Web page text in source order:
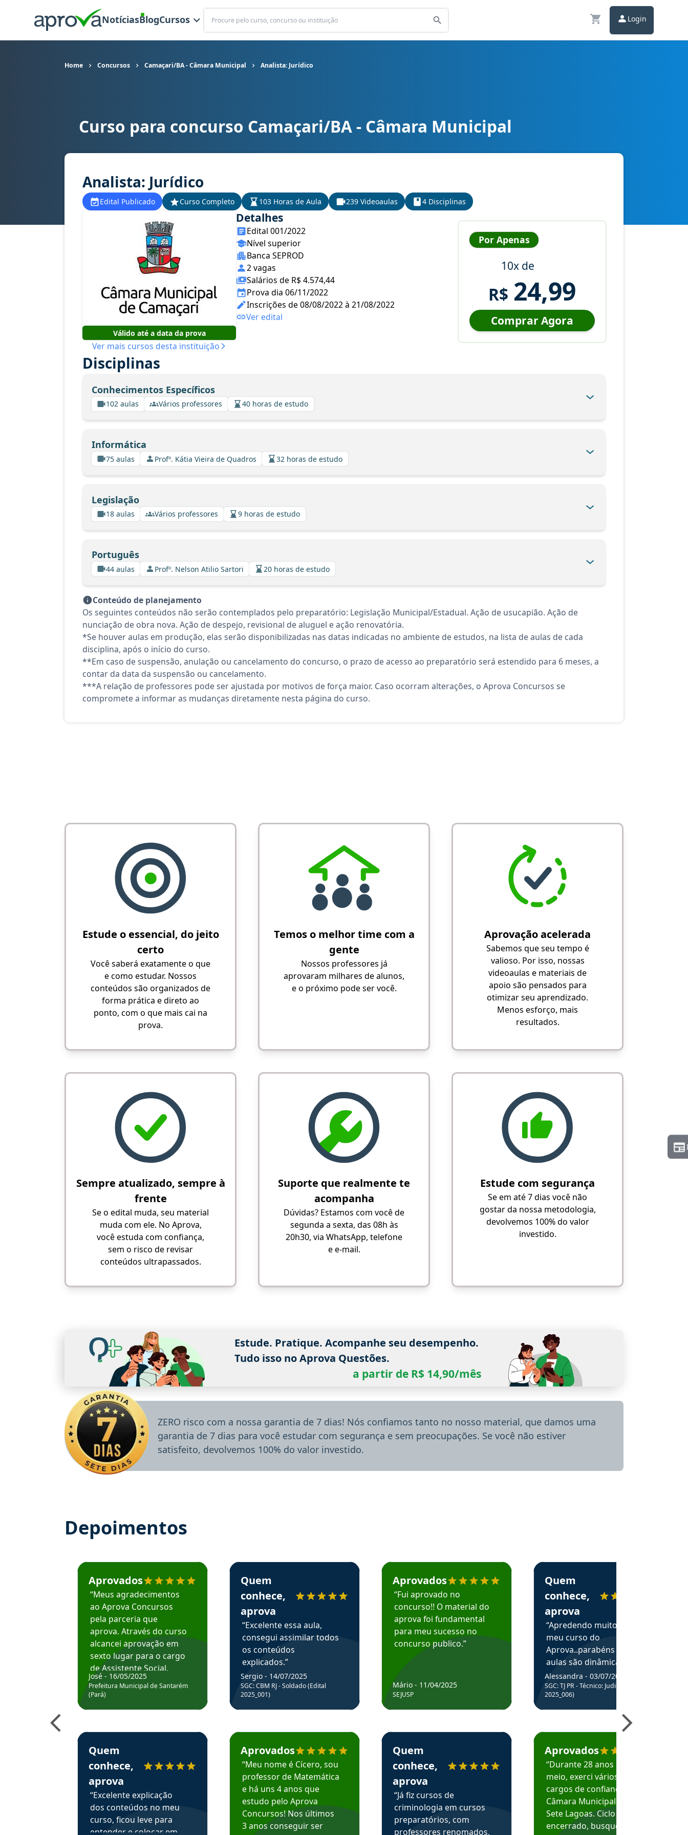
NotíciasBlogCursos
Buscar
Login
Home Concursos Camaçari/BA - Câmara Municipal Analista: Jurídico
Curso para concurso Camaçari/BA - Câmara Municipal cargo Analista: Jurídico
Curso para concurso Camaçari/BA - Câmara Municipal
Analista: Jurídico
Edital Publicado Curso Completo 103 Horas de Aula 239 Videoaulas 4 Disciplinas
Válido até a data da prova
Ver mais cursos desta instituição
Detalhes
Edital 001/2022
Nível superior
Banca SEPROD
2 vagas
Salários de R$ 4.574,44
Prova dia 06/11/2022
Inscrições de 08/08/2022 à 21/08/2022
Ver edital
Por Apenas
10x de
R$ 24,99
Comprar Agora
Disciplinas
Conhecimentos Específicos
102 aulas Vários professores 40 horas de estudo
Informática
75 aulas Profº. Kátia Vieira de Quadros 32 horas de estudo
Legislação
18 aulas Vários professores 9 horas de estudo
Português
44 aulas Profº. Nelson Atilio Sartori 20 horas de estudo
Conteúdo de planejamento
Os seguintes conteúdos não serão contemplados pelo preparatório: Legislação Municipal/Estadual. Ação de usucapião. Ação de
nunciação de obra nova. Ação de despejo, revisional de aluguel e ação renovatória.
*Se houver aulas em produção, elas serão disponibilizadas nas datas indicadas no ambiente de estudos, na lista de aulas de cada
disciplina, após o início do curso.
**Em caso de suspensão, anulação ou cancelamento do concurso, o prazo de acesso ao preparatório será estendido para 6 meses, a
contar da data da suspensão ou cancelamento.
***A relação de professores pode ser ajustada por motivos de força maior. Caso ocorram alterações, o Aprova Concursos se
compromete a informar as mudanças diretamente nesta página do curso.
Estude o essencial, do jeito
certo
Você saberá exatamente o que
e como estudar. Nossos
conteúdos são organizados de
forma prática e direto ao
ponto, com o que mais cai na
prova.
Temos o melhor time com a
gente
Nossos professores já
aprovaram milhares de alunos,
e o próximo pode ser você.
Aprovação acelerada
Sabemos que seu tempo é
valioso. Por isso, nossas
videoaulas e materiais de
apoio são pensados para
otimizar seu aprendizado.
Menos esforço, mais
resultados.
Sempre atualizado, sempre à
frente
Se o edital muda, seu material
muda com ele. No Aprova,
você estuda com confiança,
sem o risco de revisar
conteúdos ultrapassados.
Suporte que realmente te
acompanha
Dúvidas? Estamos com você de
segunda a sexta, das 08h às
20h30, via WhatsApp, telefone
e e-mail.
Estude com segurança
Se em até 7 dias você não
gostar da nossa metodologia,
devolvemos 100% do valor
investido.
Estude. Pratique. Acompanhe seu desempenho.
Tudo isso no Aprova Questões.
a partir de R$ 14,90/mês
ZERO risco com a nossa garantia de 7 dias! Nós confiamos tanto no nosso material, que damos uma
garantia de 7 dias para você estudar com segurança e sem preocupações. Se você não estiver
satisfeito, devolvemos 100% do valor investido.
Depoimentos
Estudante José recomenda o Aprova Concursos em depoimento
Aprovados
“Meus agradecimentos
ao Aprova Concursos
pela parceria que
aprova. Através do curso
alcancei aprovação em
sexto lugar para o cargo
de Assistente Social.
Hoje estou atuando na
Prefeitura de Santarém.
José - 16/05/2025
Prefeitura Municipal de Santarém
(Pará)
Estudante Elais recomenda o Aprova Concursos em depoimento
Quem
conhece,
aprova
“Excelente explicação
dos conteúdos no meu
curso, ficou leve para
entender e colocar em
Estudante Sergio recomenda o Aprova Concursos em depoimento
Quem
conhece,
aprova
“Excelente essa aula,
consegui assimilar todos
os conteúdos
explicados.”
Sergio - 14/07/2025
SGC: CBM RJ - Soldado (Edital
2025_001)
Estudante Cicero recomenda o Aprova Concursos em depoimento
Aprovados
“Meu nome é Cícero, sou
professor de Matemática
e há uns 4 anos que
estudo pelo Aprova
Concursos! Nos últimos
3 anos conseguir ser
Estudante Mário recomenda o Aprova Concursos em depoimento
Aprovados
“Fui aprovado no
concurso!! O material do
aprova foi fundamental
para meu sucesso no
concurso publico.”
Mário - 11/04/2025
SEJUSP
Estudante Henrique recomenda o Aprova Concursos em depoimento
Quem
conhece,
aprova
“Já fiz cursos de
criminologia em cursos
preparatórios, com
professores renomados,
Estudante Alessandra recomenda o Aprova
Quem
conhece,
aprova
“Apredendo muito no
meu curso do
Aprova..parabéns pelas
aulas são dinâmicas e
me ajudam a entender
melhor os assuntos.”
Alessandra - 03/07/2025
SGC: TJ PR - Técnico: Judiciário (Edital
2025_006)
Estudante Caio recomenda o Aprova
Aprovados
“Durante 28 anos e
meio, exerci vários
cargos de confiança na
Câmara Municipal de
Sete Lagoas. Ciclo
encerrado, busquei